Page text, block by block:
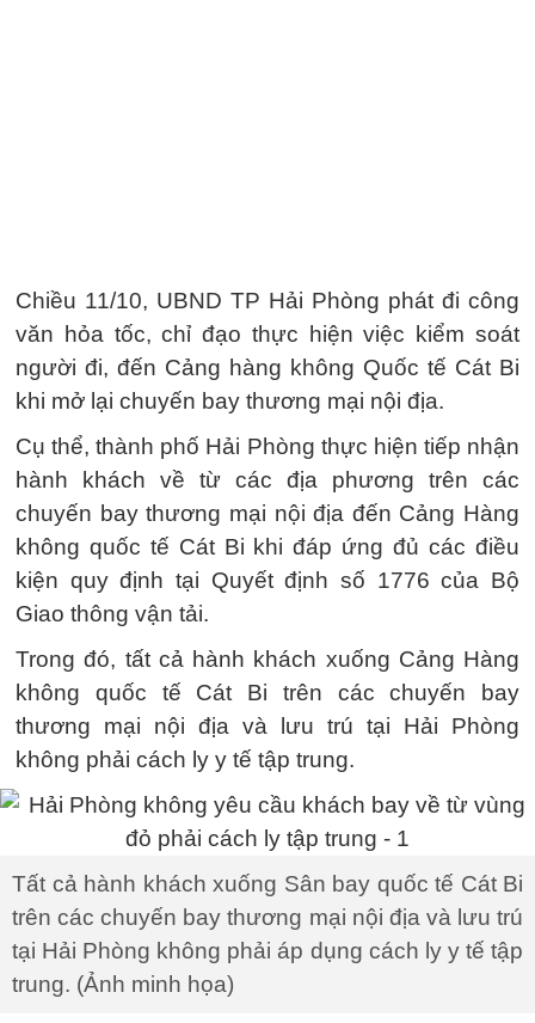
Chiều 11/10, UBND TP Hải Phòng phát đi công
văn hỏa tốc, chỉ đạo thực hiện việc kiểm soát
người đi, đến Cảng hàng không Quốc tế Cát Bi
khi mở lại chuyến bay thương mại nội địa.
Cụ thể, thành phố Hải Phòng thực hiện tiếp nhận
hành khách về từ các địa phương trên các
chuyến bay thương mại nội địa đến Cảng Hàng
không quốc tế Cát Bi khi đáp ứng đủ các điều
kiện quy định tại Quyết định số 1776 của Bộ
Giao thông vận tải.
Trong đó, tất cả hành khách xuống Cảng Hàng
không quốc tế Cát Bi trên các chuyến bay
thương mại nội địa và lưu trú tại Hải Phòng
không phải cách ly y tế tập trung.
Tất cả hành khách xuống Sân bay quốc tế Cát Bi
trên các chuyến bay thương mại nội địa và lưu trú
tại Hải Phòng không phải áp dụng cách ly y tế tập
trung. (Ảnh minh họa)